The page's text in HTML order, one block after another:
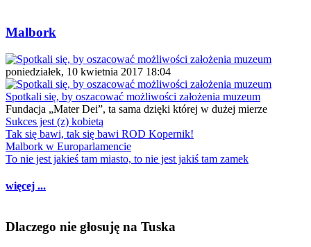
Malbork
poniedziałek, 10 kwietnia 2017 18:04
Spotkali się, by oszacować możliwości założenia muzeum
Fundacja „Mater Dei”, ta sama dzięki której w dużej mierze
Sukces jest (z) kobietą
Tak się bawi, tak się bawi ROD Kopernik!
Malbork w Europarlamencie
To nie jest jakieś tam miasto, to nie jest jakiś tam zamek
więcej ...
Dlaczego nie głosuję na Tuska